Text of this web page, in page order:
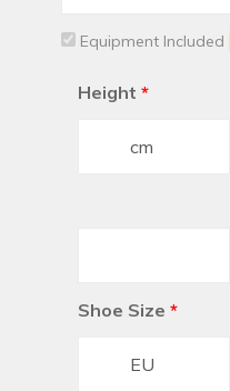
Equipment Included
Height *
Shoe Size *